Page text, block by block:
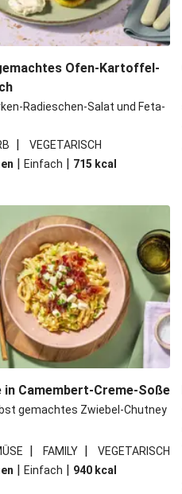
Ofen-Kartoffel-
Radieschen-Salat und Feta-
|
VEGETARISCH
| Einfach | 715 kcal
in Camembert-Creme-Soße
gemachtes Zwiebel-Chutney
| FAMILY |
VEGETARISCH
| Einfach | 940 kcal